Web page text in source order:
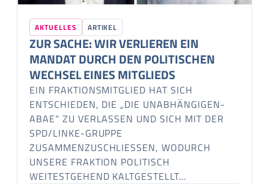
AKTUELLES ARTIKEL
ZUR SACHE: WIR VERLIEREN EIN
MANDAT DURCH DEN POLITISCHEN
WECHSEL EINES MITGLIEDS
EIN FRAKTIONSMITGLIED HAT SICH
ENTSCHIEDEN, DIE „DIE UNABHÄNGIGEN-
ABAE“ ZU VERLASSEN UND SICH MIT DER
SPD/LINKE-GRUPPE
ZUSAMMENZUSCHLIESSEN, WODURCH U
NSERE FRAKTION POLITISCH W
EITESTGEHEND KALTGESTELLT…